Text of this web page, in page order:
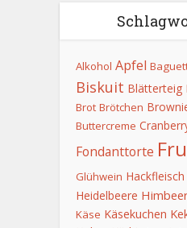
Alkohol Apfel
Biskuit Blätterteig
Brot Brötchen
Buttercreme
Fondanttorte
Glühwein Hackfleisch
Heidelbeere
Käse Käsekuchen